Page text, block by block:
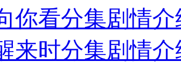
你看分集剧情
来时分集剧情